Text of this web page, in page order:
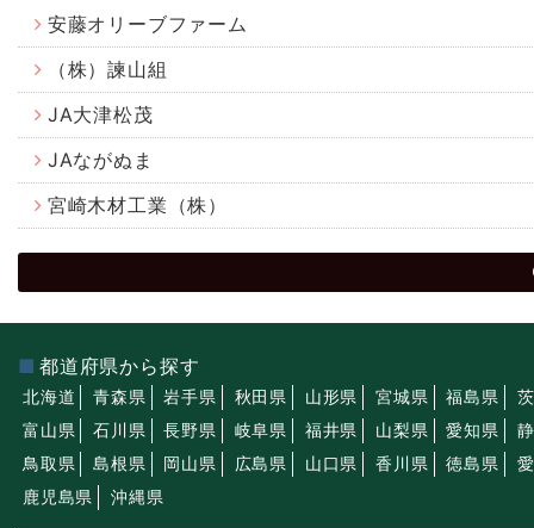
安藤オリーブファーム
（株）諫山組
JA大津松茂
JAながぬま
宮崎木材工業（株）
都道府県から探す
北海道 青森県 岩手県 秋田県 山形県 宮城県 福島県
富山県
石川県 長野県 岐阜県 福井県 山梨県 愛知県
鳥取県
島根県 岡山県 広島県 山口県 香川県 徳島県
鹿児島県
沖縄県